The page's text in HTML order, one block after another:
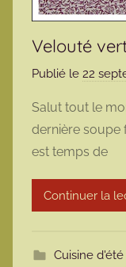
Velouté
Publié le 22
Salut tout le
dernière soupe
est temps de
Continuer la
Cuisine d'été